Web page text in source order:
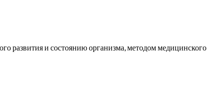
развития и состоянию организма, методом медицинского